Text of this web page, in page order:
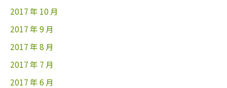
2017 年 10 月
2017 年 9 月
2017 年 8 月
2017 年 7 月
2017 年 6 月